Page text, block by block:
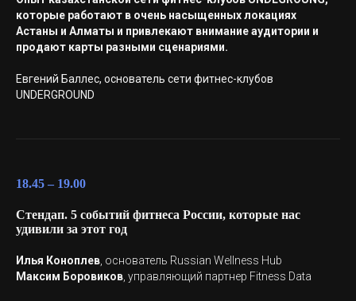
которые работают в очень насыщенных локациях
Астаны и Алматы и привлекают внимание аудитории и
продают карты разными сценариями.
Евгений Баллес, основатель сети фитнес-клубов
UNDERGROUND
18.45 – 19.00
Стендап. 5 событий фитнеса России, которые нас
удивили за этот год
Илья Коноплев , основатель Russian Wellness Hub
Максим Боровиков , управляющий партнер Fitness Data